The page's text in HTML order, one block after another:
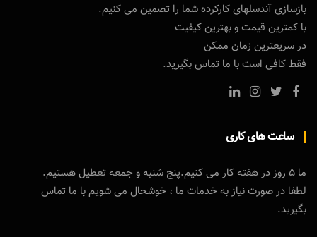
بازسازی آندسلهای کارکرده شما را تضمین می کنیم.
با کمترین قیمت و بهترین کیفیت
در سریعترین زمان ممکن
فقط کافی است با ما تماس بگیرید.
ساعت های کاری
ما 5 روز در هفته کار می کنیم.پنج شنبه و جمعه تعطیل هستیم.
لطفا در صورت نیاز به خدمات ما ، خوشحال می شویم با ما تماس
بگیرید.